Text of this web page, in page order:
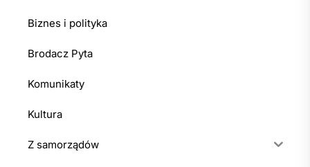
Biznes i polityka
Brodacz Pyta
Komunikaty
Kultura
Z samorządów